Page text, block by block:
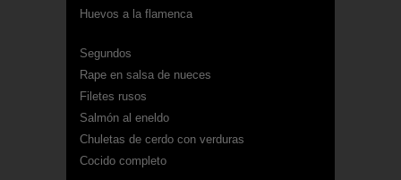
Huevos a la flamenca
Segundos
Rape en salsa de nueces
Filetes rusos
Salmón al eneldo
Chuletas de cerdo con verduras
Cocido completo